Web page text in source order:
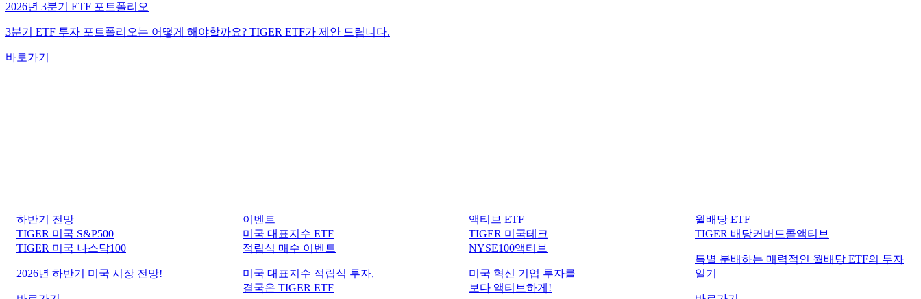
2026년 3분기 ETF 포트폴리오
3분기 ETF 투자 포트폴리오는 어떻게 해야할까요? TIGER ETF가 제안 드립니다.
바로가기
하반기 전망
TIGER 미국 S&P500
TIGER 미국 나스닥100
2026년 하반기 미국 시장 전망!
이벤트
미국 대표지수 ETF
적립식 매수 이벤트
미국 대표지수 적립식 투자,
결국은 TIGER ETF
액티브 ETF
TIGER 미국테크
NYSE100액티브
미국 혁신 기업 투자를
보다 액티브하게!
월배당 ETF
TIGER 배당커버드콜액티브
특별 분배하는 매력적인 월배당 ETF의 투자
일기